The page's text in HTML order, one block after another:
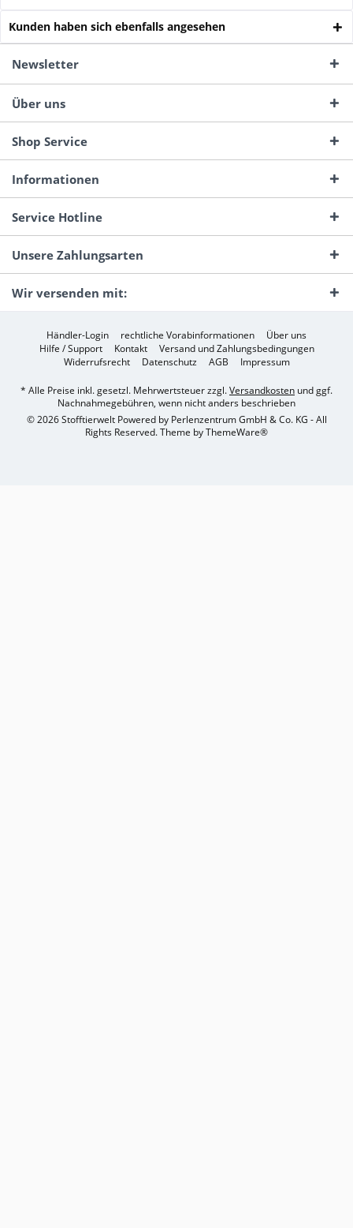
Kunden haben sich ebenfalls angesehen
Newsletter
Über uns
Shop Service
Informationen
Service Hotline
Unsere Zahlungsarten
Wir versenden mit:
Händler-Login rechtliche Vorabinformationen
Über uns
Hilfe / Support
Kontakt
Versand und Zahlungsbedingungen
Widerrufsrecht
Datenschutz AGB Impressum
* Alle Preise inkl. gesetzl. Mehrwertsteuer zzgl.Versandkosten und ggf.
Nachnahmegebühren, wenn nicht anders beschrieben
© 2026 Stofftierwelt Powered by Perlenzentrum GmbH & Co. KG - All
Rights Reserved. Theme byThemeWare®